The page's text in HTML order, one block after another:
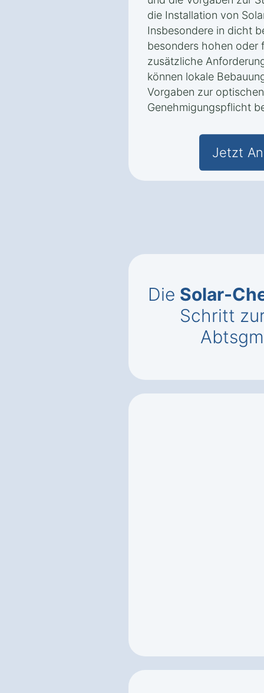
die Installation von
Insbesondere in dicht
besonders hohen oder
zusätzliche
können lokale
Vorgaben zur
Genehmigungspflicht
Jetzt
Die Solar-
Schritt